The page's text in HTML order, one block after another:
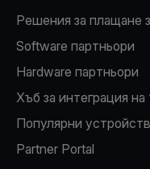
Решения за плащане
Software партньори
Hardware партньори
Хъб за интеграция
Популярни
Partner Portal